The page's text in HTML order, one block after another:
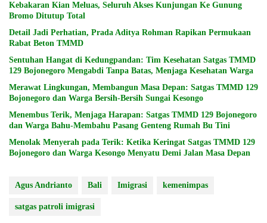
Kebakaran Kian Meluas, Seluruh Akses Kunjungan Ke Gunung
Bromo Ditutup Total
Detail Jadi Perhatian, Prada Aditya Rohman Rapikan Permukaan
Rabat Beton TMMD
Sentuhan Hangat di Kedungpandan: Tim Kesehatan Satgas TMMD
129 Bojonegoro Mengabdi Tanpa Batas, Menjaga Kesehatan Warga
Merawat Lingkungan, Membangun Masa Depan: Satgas TMMD 129
Bojonegoro dan Warga Bersih-Bersih Sungai Kesongo
Menembus Terik, Menjaga Harapan: Satgas TMMD 129 Bojonegoro
dan Warga Bahu-Membahu Pasang Genteng Rumah Bu Tini
Menolak Menyerah pada Terik: Ketika Keringat Satgas TMMD 129
Bojonegoro dan Warga Kesongo Menyatu Demi Jalan Masa Depan
Agus Andrianto Bali Imigrasi kemenimpas
satgas patroli imigrasi